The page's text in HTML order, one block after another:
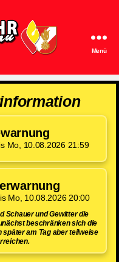
Drau
Menü
Mo, 10.08.2026 21:59
Mo, 10.08.2026 20:00
Schauer und Gewitter die
beschränken sich die
am Tag aber teilweise